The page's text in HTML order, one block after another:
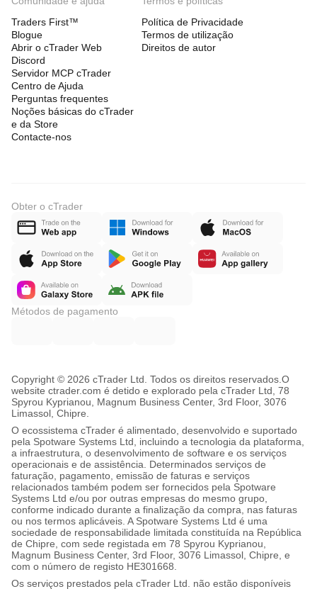
Traders First™
Blogue
Abrir o cTrader Web
Discord
Servidor MCP cTrader
Centro de Ajuda
Perguntas frequentes
Noções básicas do cTrader
e da Store
Contacte-nos
Política de Privacidade
Termos de utilização
Direitos de autor
Obter o cTrader
Métodos de pagamento
Copyright © 2026 cTrader Ltd. Todos os direitos reservados. O
website ctrader.com é detido e explorado pela cTrader Ltd, 78
Spyrou Kyprianou, Magnum Business Center, 3rd Floor, 3076
Limassol, Chipre.
O ecossistema cTrader é alimentado, desenvolvido e suportado
pela Spotware Systems Ltd, incluindo a tecnologia da plataforma,
a infraestrutura, o desenvolvimento de software e os serviços
operacionais e de assistência. Determinados serviços de
faturação, pagamento, emissão de faturas e serviços
relacionados também podem ser fornecidos pela Spotware
Systems Ltd e/ou por outras empresas do mesmo grupo,
conforme indicado durante a finalização da compra, nas faturas
ou nos termos aplicáveis. A Spotware Systems Ltd é uma
sociedade de responsabilidade limitada constituída na República
de Chipre, com sede registada em 78 Spyrou Kyprianou,
Magnum Business Center, 3rd Floor, 3076 Limassol, Chipre, e
com o número de registo HE301668.
Os serviços prestados pela cTrader Ltd. não estão disponíveis